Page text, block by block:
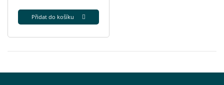
Přidat do košíku